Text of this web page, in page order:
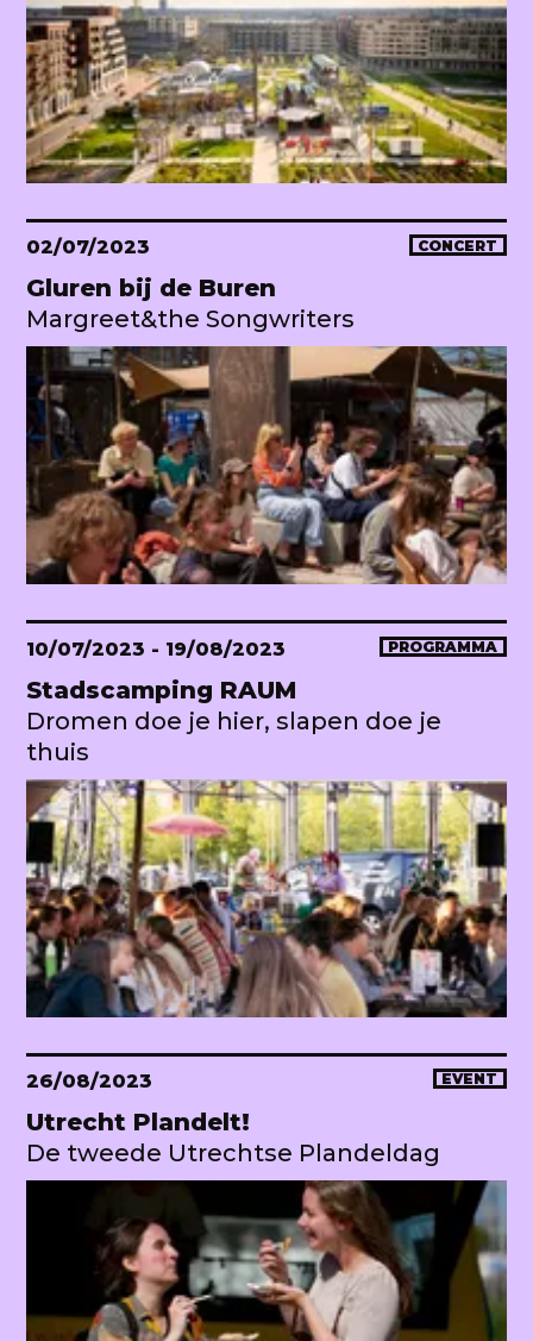
02/07/2023 CONCERT
Gluren bij de Buren
Margreet&the Songwriters
10/07/2023 - 19/08/2023 PROGRAMMA
Stadscamping RAUM
Dromen doe je hier, slapen doe je
thuis
26/08/2023 EVENT
Utrecht Plandelt!
De tweede Utrechtse Plandeldag